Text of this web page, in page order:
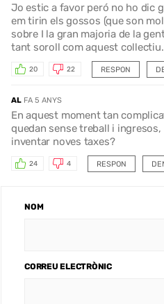
Jo estic a favor peró no ho dic
em tirin els gossos (que son
sobre I la gran majoria de la
tant soroll com aquest collectiu.
RESPON
20 22
AL FA 5 ANYS
En aquest moment tan
quedan sense treball i
inventar noves taxes?
RESPON
24 4
NOM
CORREU ELECTRÒNIC